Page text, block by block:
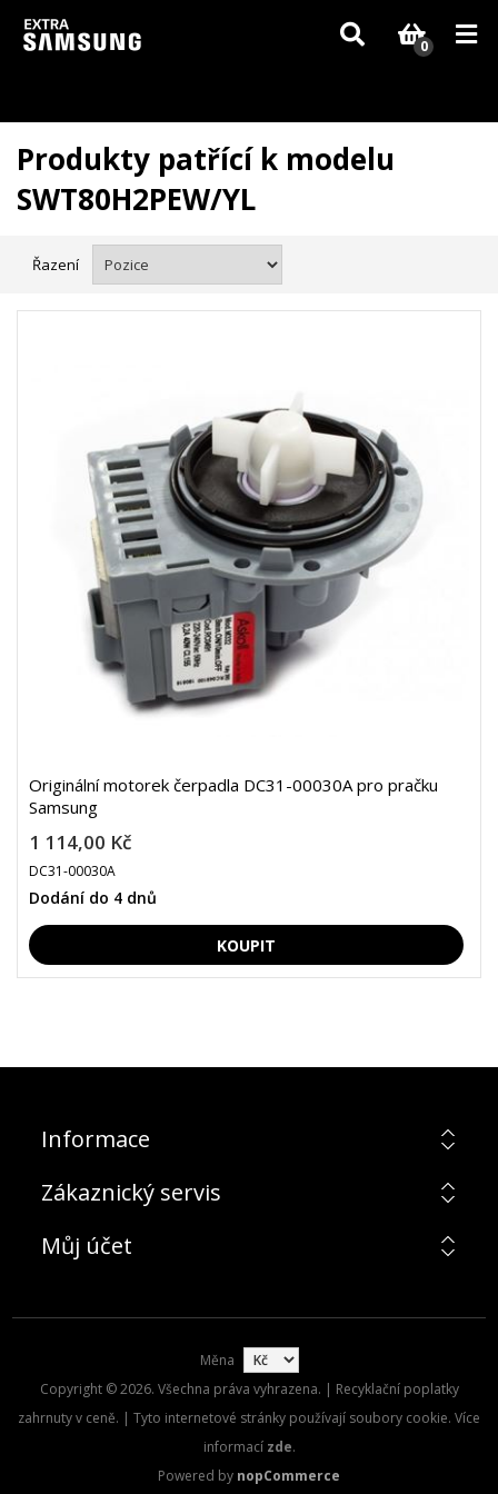
Vzhledem k aktuální situaci se může dodání dílů, které nejsou skladem,
zpozdit. Děkujeme za pochopení.
0
Produkty patřící k modelu
SWT80H2PEW/YL
Řazení
Originální motorek čerpadla DC31-00030A pro pračku
Samsung
1 114,00 Kč
DC31-00030A
Dodání do 4 dnů
Informace
Zákaznický servis
Můj účet
Měna
Copyright © 2026. Všechna práva vyhrazena. | Recyklační poplatky
zahrnuty v ceně. | Tyto internetové stránky používají soubory cookie. Více
informací zde.
Powered by nopCommerce